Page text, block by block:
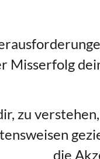
Misserfolg
zu
die